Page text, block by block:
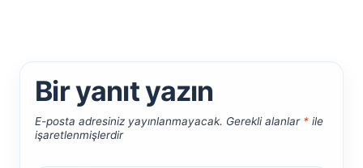
Bir yanıt yazın
E-posta adresiniz yayınlanmayacak. Gerekli alanlar * ile
işaretlenmişlerdir